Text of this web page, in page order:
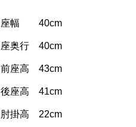
座幅 40cm
座奥行 40cm
前座高 43cm
後座高 41cm
肘掛高 22cm